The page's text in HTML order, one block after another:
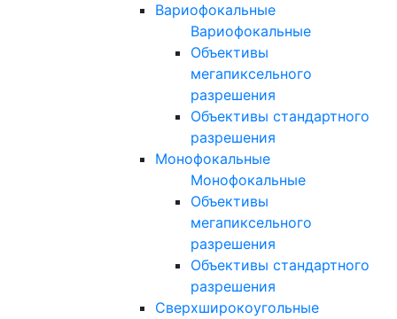
Вариофокальные
Вариофокальные
Объективы
мегапиксельного
разрешения
Объективы стандартного
разрешения
Монофокальные
Монофокальные
Объективы
мегапиксельного
разрешения
Объективы стандартного
разрешения
Сверхширокоугольные